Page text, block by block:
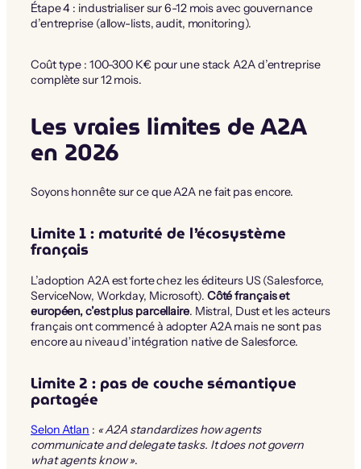
Étape 4 : industrialiser sur 6-12 mois avec gouvernance
d’entreprise (allow-lists, audit, monitoring).
Coût type : 100-300 K€ pour une stack A2A d’entreprise
complète sur 12 mois.
Les vraies limites de A2A
en 2026
Soyons honnête sur ce que A2A ne fait pas encore.
Limite 1 : maturité de l’écosystème
français
L’adoption A2A est forte chez les éditeurs US (Salesforce,
ServiceNow, Workday, Microsoft). Côté français et
européen, c’est plus parcellaire. Mistral, Dust et les acteurs
français ont commencé à adopter A2A mais ne sont pas
encore au niveau d’intégration native de Salesforce.
Limite 2 : pas de couche sémantique
partagée
Selon Atlan : « A2A standardizes how agents
communicate and delegate tasks. It does not govern
what agents know ».